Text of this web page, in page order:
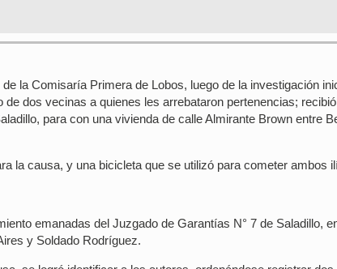
la Comisaría Primera de Lobos, luego de la investigación
dos vecinas a quienes les arrebataron pertenencias;
para con una vivienda de calle Almirante Brown entre
la causa, y una bicicleta que se utilizó para cometer ambos
emanadas del Juzgado de Garantías N° 7 de Saladillo,
y Soldado Rodríguez.